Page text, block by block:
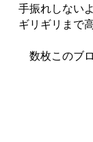
手振れしない
ギリギリまで
数枚このブ